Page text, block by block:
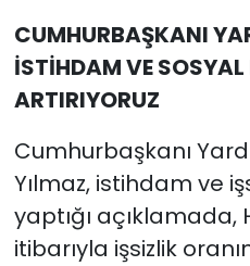
CUMHURBAŞKANI
İSTİHDAM VE SOSYAL
ARTIRIYORUZ
Cumhurbaşkanı
Yılmaz, istihdam ve
yaptığı açıklamada,
itibarıyla işsizlik